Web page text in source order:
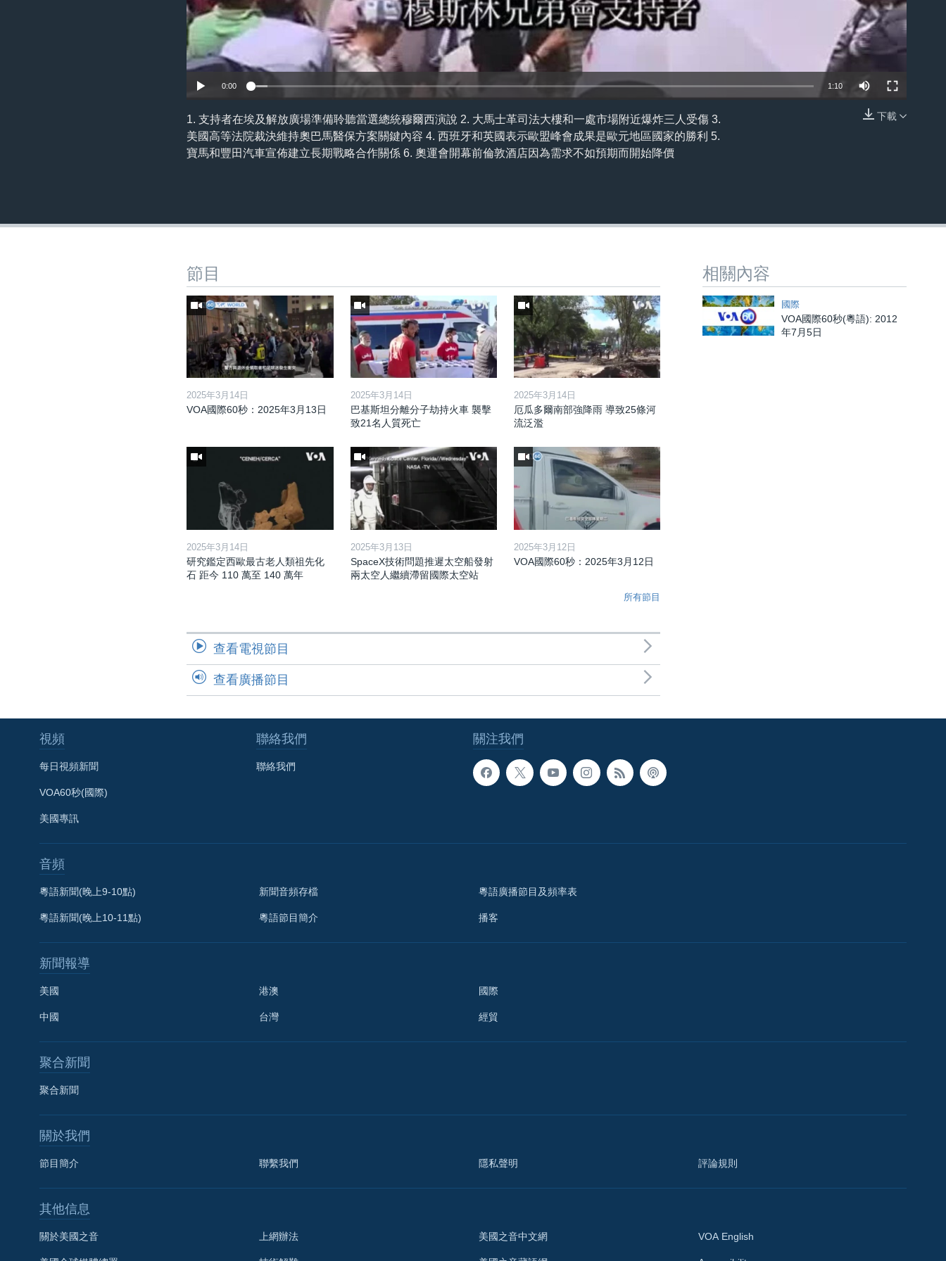
0:00 1:10
下載
1. 支持者在埃及解放廣場準備聆聽當選總統穆爾西演說 2. 大馬士革司法大樓和一處市場附近爆炸三人受傷 3.
美國高等法院裁決維持奧巴馬醫保方案關鍵內容 4. 西班牙和英國表示歐盟峰會成果是歐元地區國家的勝利 5.
寶馬和豐田汽車宣佈建立長期戰略合作關係 6. 奧運會開幕前倫敦酒店因為需求不如預期而開始降價
相關內容
國際
VOA國際60秒(粵語): 2012
年7月5日
節目
2025年3月14日
VOA國際60秒：2025年3月13日
2025年3月14日
巴基斯坦分離分子劫持火車 襲擊
致21名人質死亡
2025年3月14日
厄瓜多爾南部強降雨 導致25條河
流泛濫
2025年3月14日
研究鑑定西歐最古老人類祖先化
石 距今 110 萬至 140 萬年
2025年3月13日
SpaceX技術問題推遲太空船發射
兩太空人繼續滯留國際太空站
2025年3月12日
VOA國際60秒：2025年3月12日
所有節目
查看電視節目
查看廣播節目
關注我們
視頻
每日視頻新聞
VOA60秒(國際)
美國專訊
聯絡我們
聯絡我們
音頻
粵語新聞(晚上9-10點)
粵語新聞(晚上10-11點)
新聞音頻存檔
粵語節目簡介
粵語廣播節目及頻率表
播客
新聞報導
美國
中國
港澳
台灣
國際
經貿
聚合新聞
聚合新聞
關於我們
節目簡介 聯繫我們 隱私聲明 評論規則
其他信息
關於美國之音 上網辦法 美國之音中文網 VOA English